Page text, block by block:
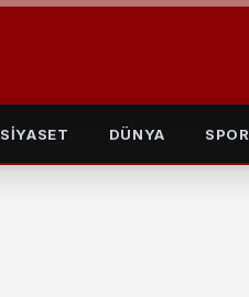
SİYASET DÜNYA SPOR